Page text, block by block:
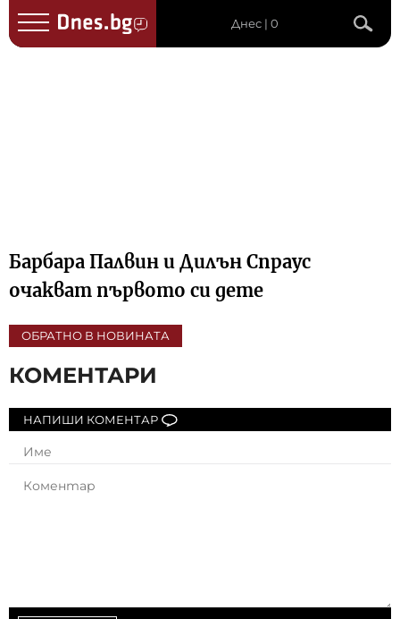
Днес | 0
Барбара Палвин и Дилън Спраус
очакват първото си дете
ОБРАТНО В НОВИНАТА
КОМЕНТАРИ
НАПИШИ КОМЕНТАР